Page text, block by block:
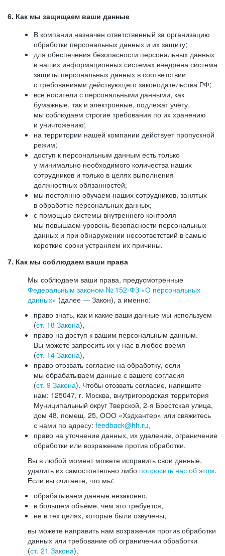
6. Как мы защищаем ваши данные
В компании назначен ответственный за организацию
обработки персональных данных и их защиту;
для обеспечения безопасности персональных данных
в наших информационных системах внедрена система
защиты персональных данных в соответствии
с требованиями действующего законодательства РФ;
все носители с персональными данными, как
бумажные, так и электронные, подлежат учёту,
мы соблюдаем строгие требования по их хранению
и уничтожению;
на территории нашей компании действует пропускной
режим;
доступ к персональным данным есть только
у минимально необходимого количества наших
сотрудников и только в целях выполнения
должностных обязанностей;
мы постоянно обучаем наших сотрудников, занятых
в обработке персональных данных;
с помощью системы внутреннего контроля
мы повышаем уровень безопасности персональных
данных и при обнаружении несоответствий в самые
короткие сроки устраняем их причины.
7. Как мы соблюдаем ваши права
Мы соблюдаем ваши права, предусмотренные
Федеральным законом № 152-ФЗ «О персональных
данных» (далее — Закон), а именно:
право знать, как и какие ваши данные мы используем
(ст. 18 Закона),
право на доступ к вашим персональным данным.
Вы можете запросить их у нас в любое время
(ст. 14 Закона),
право отозвать согласие на обработку, если
мы обрабатываем данные с вашего согласия
(ст. 9 Закона). Чтобы отозвать согласие, напишите
нам: 125047, г. Москва, внутригородская территория
Муниципальный округ Тверской, 2-я Брестская улица,
дом 48, помещ. 25, ООО «Хэдхантер» или свяжитесь
с нами по адресу: feedback@hh.ru,
право на уточнение данных, их удаление, ограничение
обработки или возражение против обработки.
Вы в любой момент можете исправить свои данные,
удалить их самостоятельно либо попросить нас об этом.
Если вы считаете, что мы:
обрабатываем данные незаконно,
в большем объёме, чем это требуется,
не в тех целях, которые были озвучены,
вы можете направить нам возражения против обработки
данных или требование об ограничении обработки
(ст. 21 Закона).